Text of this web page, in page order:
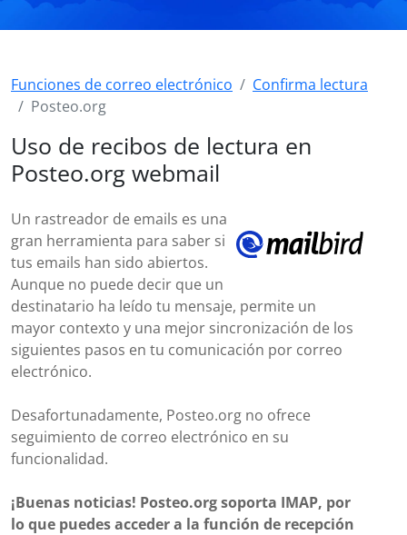
Funciones de correo electrónico
Confirma lectura
Posteo.org
Uso de recibos de lectura en
Posteo.org webmail
Un rastreador de emails es una
gran herramienta para saber si
tus emails han sido abiertos.
Aunque no puede decir que un
destinatario ha leído tu mensaje, permite un
mayor contexto y una mejor sincronización de los
siguientes pasos en tu comunicación por correo
electrónico.
Desafortunadamente, Posteo.org no ofrece
seguimiento de correo electrónico en su
funcionalidad.
¡Buenas noticias! Posteo.org soporta IMAP, por
lo que puedes acceder a la función de recepción